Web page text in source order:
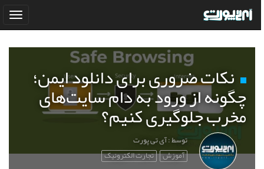
نکات ضروری برای دانلود ایمن؛
چگونه از ورود به دام سایت‌های
مخرب جلوگیری کنیم؟
توسط : آی تی پورت
آموزش تجارت الکترونیک